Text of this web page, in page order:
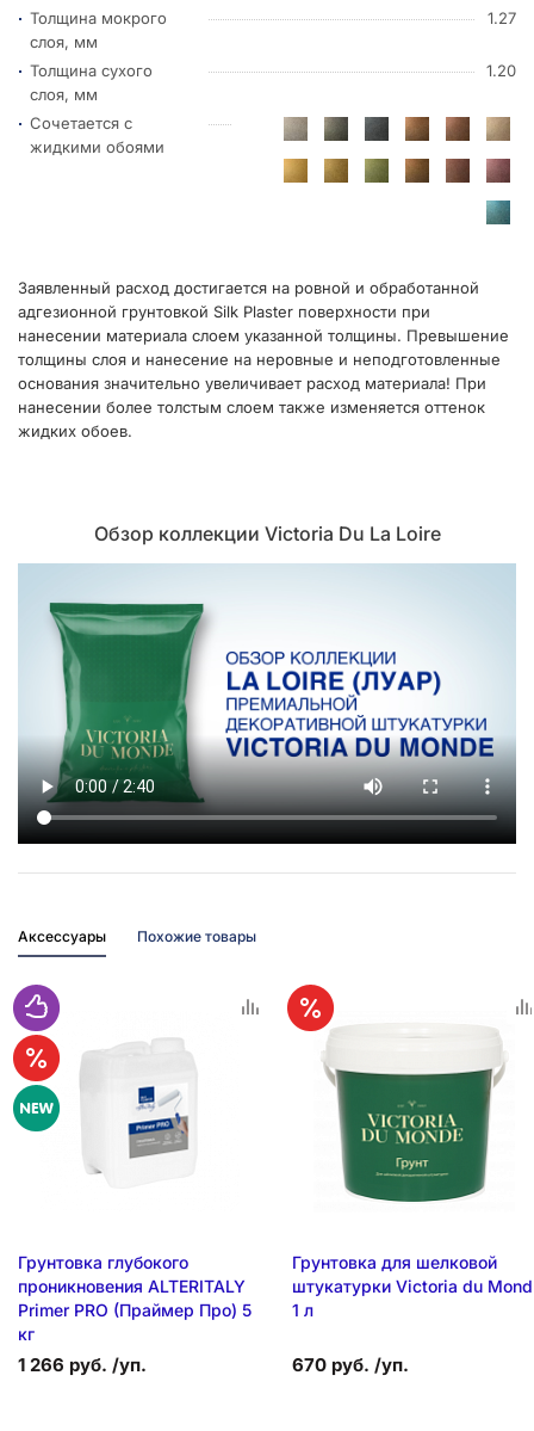
Толщина мокрого
слоя, мм
1.27
Толщина сухого
слоя, мм
1.20
Сочетается с
жидкими обоями
Заявленный расход достигается на ровной и обработанной
адгезионной грунтовкой Silk Plaster поверхности при
нанесении материала слоем указанной толщины. Превышение
толщины слоя и нанесение на неровные и неподготовленные
основания значительно увеличивает расход материала! При
нанесении более толстым слоем также изменяется оттенок
жидких обоев.
Обзор коллекции Victoria Du La Loire
Аксессуары Похожие товары
Грунтовка глубокого
проникновения ALTERITALY
Primer PRO (Праймер Про) 5
кг
1 266 руб. /уп.
Грунтовка для шелковой
штукатурки Victoria du
1 л
670 руб. /уп.